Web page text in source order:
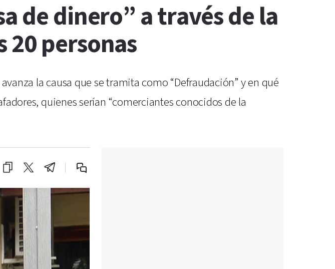
de dinero” a través de la
20 personas
la causa que se tramita como “Defraudación” y en qué
quienes serían “comerciantes conocidos de la